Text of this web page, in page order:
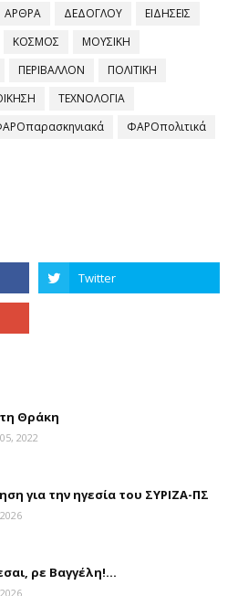
ΑΡΘΡΑ ΔΕΔΟΓΛΟΥ
ΕΙΔΗΣΕΙΣ
ΚΟΣΜΟΣ
ΜΟΥΣΙΚΗ
ΠΕΡΙΒΑΛΛΟΝ
ΠΟΛΙΤΙΚΗ
ΤΕΧΝΟΛΟΓΙΑ
ΦΑΡΟπολιτικά
Θράκη
2022
για την ηγεσία του ΣΥΡΙΖΑ-ΠΣ
ρε Βαγγέλη!...